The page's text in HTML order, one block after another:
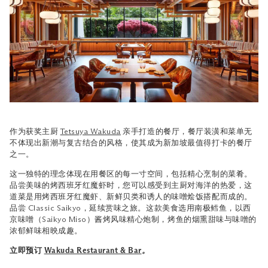
作为获奖主厨Tetsuya Wakuda 亲手打造的餐厅，餐厅装潢和菜单无
不体现出新潮与复古结合的风格，使其成为新加坡最值得打卡的餐厅
之一。
这一独特的理念体现在用餐区的每一寸空间，包括精心烹制的菜肴。
品尝美味的烤西班牙红魔虾时，您可以感受到主厨对海洋的热爱，这
道菜是用烤西班牙红魔虾、新鲜贝类和诱人的味噌烩饭搭配而成的。
品尝 Classic Saikyo，延续赏味之旅。这款美食选用南极鳕鱼，以西
京味噌（Saikyo Miso）酱烤风味精心炮制，烤鱼的烟熏甜味与味噌的
浓郁鲜味相映成趣。
立即预订 Wakuda Restaurant & Bar。